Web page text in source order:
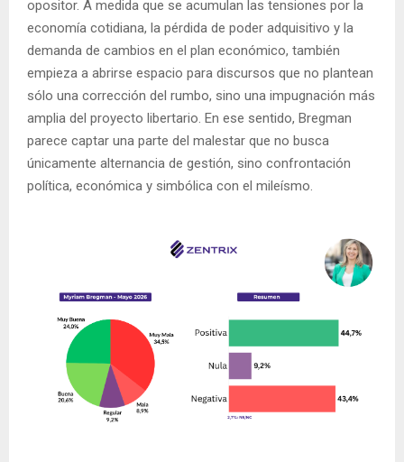
opositor. A medida que se acumulan las tensiones por la
economía cotidiana, la pérdida de poder adquisitivo y la
demanda de cambios en el plan económico, también
empieza a abrirse espacio para discursos que no plantean
sólo una corrección del rumbo, sino una impugnación más
amplia del proyecto libertario. En ese sentido, Bregman
parece captar una parte del malestar que no busca
únicamente alternancia de gestión, sino confrontación
política, económica y simbólica con el mileísmo.